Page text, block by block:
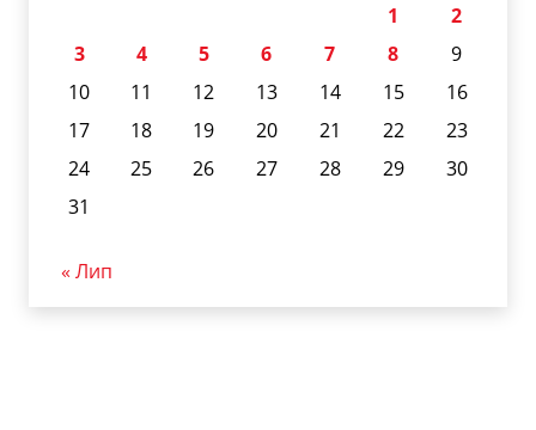
1
2
3
4 5 6 7 8
9
10
11 12 13 14 15
16
17
18 19 20 21 22
23
24
25 26 27 28 29
30
31
« Лип